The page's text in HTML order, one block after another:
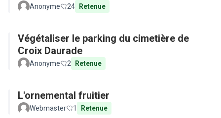
Anonyme 24 Retenue
Végétaliser le parking du cimetière de
Croix Daurade
Anonyme 2 Retenue
L'ornemental fruitier
Webmaster 1 Retenue